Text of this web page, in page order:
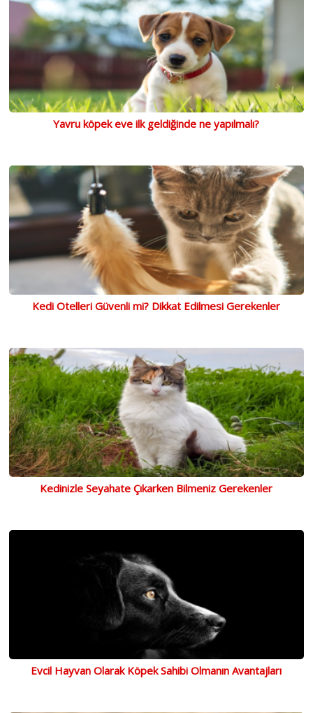
Yavru köpek eve ilk geldiğinde ne yapılmalı?
Kedi Otelleri Güvenli mi? Dikkat Edilmesi Gerekenler
Kedinizle Seyahate Çıkarken Bilmeniz Gerekenler
Evcil Hayvan Olarak Köpek Sahibi Olmanın Avantajları